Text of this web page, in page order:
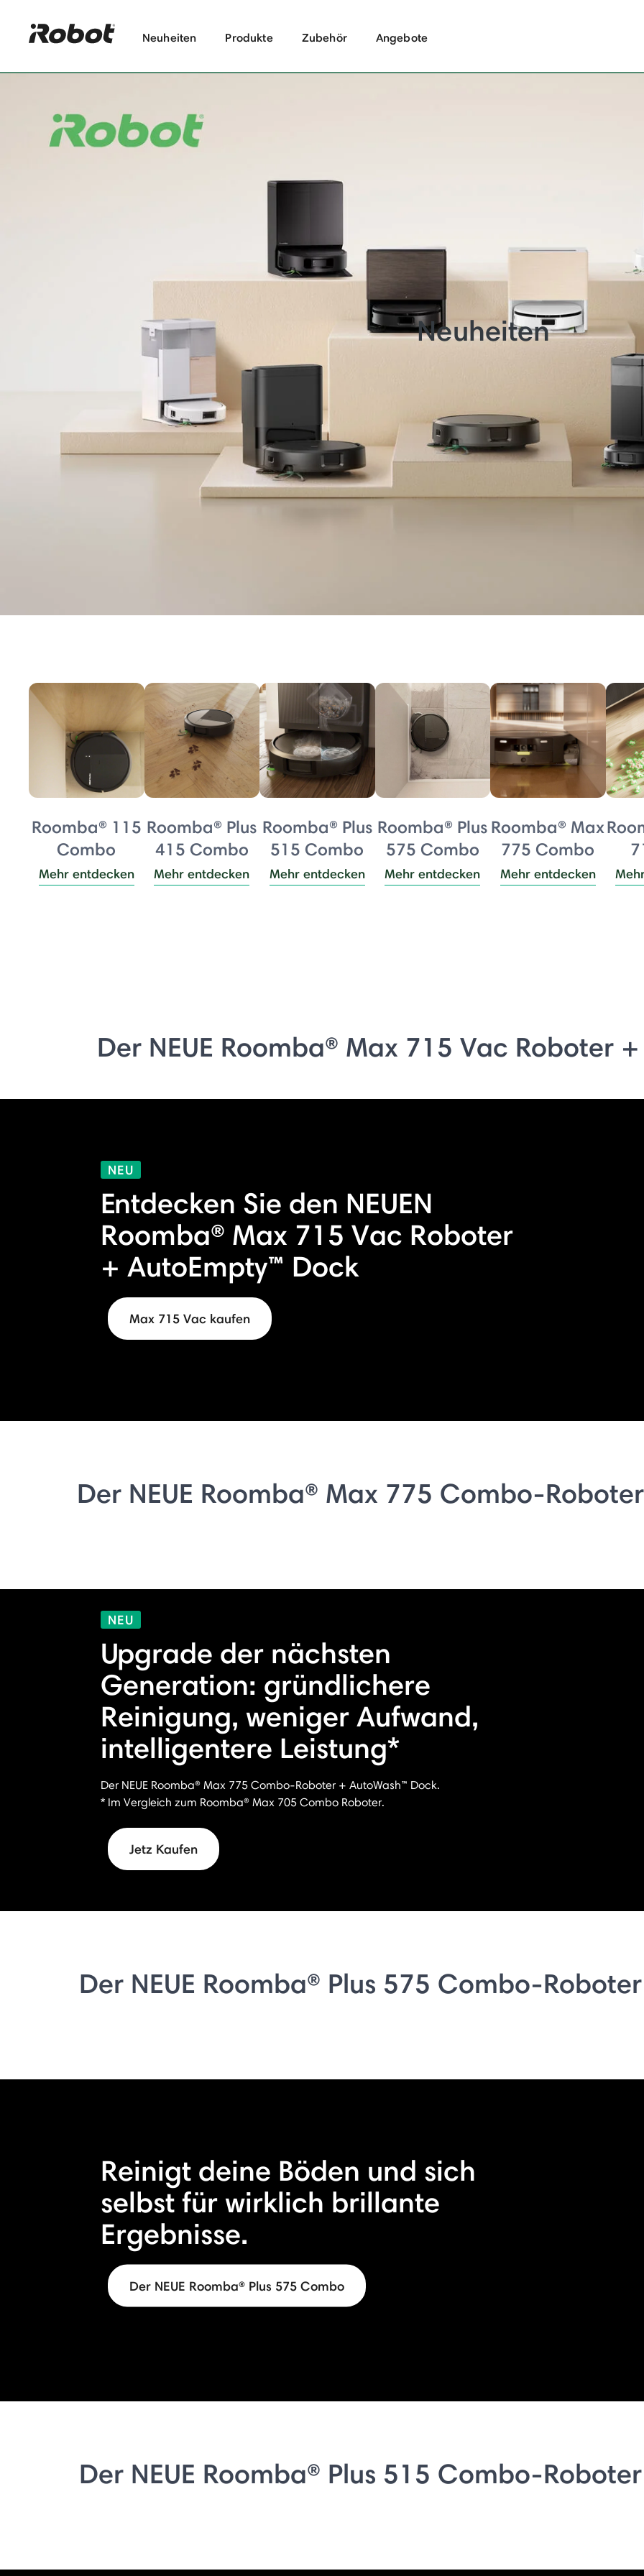
Neuheiten Produkte Zubehör Angebote
Neuheiten
Roomba® 115
Combo
Mehr entdecken
Roomba® Plus
415 Combo
Mehr entdecken
Roomba® Plus
515 Combo
Mehr entdecken
Roomba® Plus
575 Combo
Mehr entdecken
Roomba® Max
775 Combo
Mehr entdecken
Der NEUE Roomba® Max 715 Vac Roboter
NEU
Entdecken Sie den NEUEN
Roomba® Max 715 Vac Roboter
+ AutoEmpty™ Dock
Max 715 Vac kaufen
Der NEUE Roomba® Max 775 Combo-
NEU
Upgrade der nächsten
Generation: gründlichere
Reinigung, weniger Aufwand,
intelligentere Leistung*
Der NEUE Roomba® Max 775 Combo-Roboter + AutoWash™ Dock.
* Im Vergleich zum Roomba® Max 705 Combo Roboter.
Jetz Kaufen
Der NEUE Roomba® Plus 575 Combo-
Reinigt deine Böden und sich
selbst für wirklich brillante
Ergebnisse.
Der NEUE Roomba® Plus 575 Combo
Der NEUE Roomba® Plus 515 Combo-